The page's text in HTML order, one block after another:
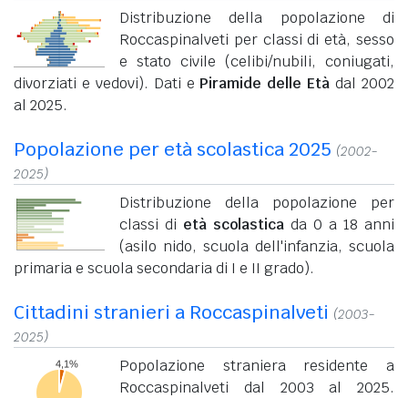
Distribuzione della popolazione di
Roccaspinalveti per classi di età, sesso
e stato civile (celibi/nubili, coniugati,
divorziati e vedovi). Dati e Piramide delle Età dal 2002
al 2025.
Popolazione per età scolastica 2025 (2002-
2025)
Distribuzione della popolazione per
classi di età scolastica da 0 a 18 anni
(asilo nido, scuola dell'infanzia, scuola
primaria e scuola secondaria di I e II grado).
Cittadini stranieri a Roccaspinalveti (2003-
2025)
Popolazione straniera residente a
Roccaspinalveti dal 2003 al 2025.